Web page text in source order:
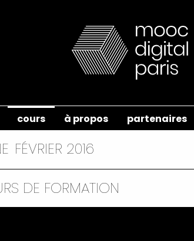
cours à propos partenaires
FÉVRIER 2016
DE FORMATION